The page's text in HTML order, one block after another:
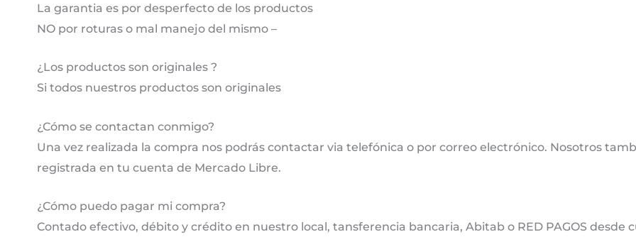
La garantia es por desperfecto de los productos
NO por roturas o mal manejo del mismo –
¿Los productos son originales ?
Si todos nuestros productos son originales
¿Cómo se contactan conmigo?
Una vez realizada la compra nos podrás contactar via telefónica o por correo electrónico. Nosotros
registrada en tu cuenta de Mercado Libre.
¿Cómo puedo pagar mi compra?
Contado efectivo, débito y crédito en nuestro local, tansferencia bancaria, Abitab o RED PAGOS desde